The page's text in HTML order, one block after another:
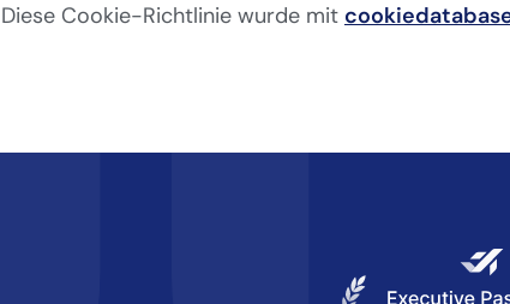
Diese Cookie-Richtlinie wurde mit